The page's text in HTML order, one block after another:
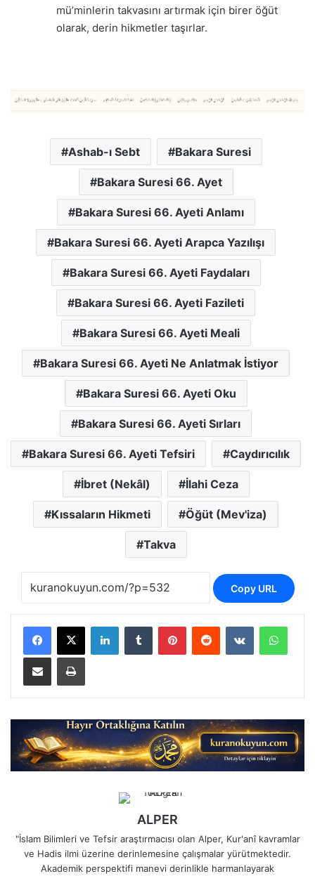
mü’minlerin takvasını artırmak için birer öğüt
olarak, derin hikmetler taşırlar.
Ashab-ı Sebt Bakara Suresi
Bakara Suresi 66. Ayet
Bakara Suresi 66. Ayeti Anlamı
Bakara Suresi 66. Ayeti Arapca Yazılışı
Bakara Suresi 66. Ayeti Faydaları
Bakara Suresi 66. Ayeti Fazileti
Bakara Suresi 66. Ayeti Meali
Bakara Suresi 66. Ayeti Ne Anlatmak İstiyor
Bakara Suresi 66. Ayeti Oku
Bakara Suresi 66. Ayeti Sırları
Bakara Suresi 66. Ayeti Tefsiri Caydırıcılık
İbret (Nekâl) İlahi Ceza
Kıssaların Hikmeti Öğüt (Mev'iza)
Takva
Copy URL
LinkedInTumblr PinterestReddit VKontakte
E-Posta ile paylaş Yazdır
ALPER
"İslam Bilimleri ve Tefsir araştırmacısı olan Alper, Kur'anî kavramlar
ve Hadis ilmi üzerine derinlemesine çalışmalar yürütmektedir.
Akademik perspektifi manevi derinlikle harmanlayarak